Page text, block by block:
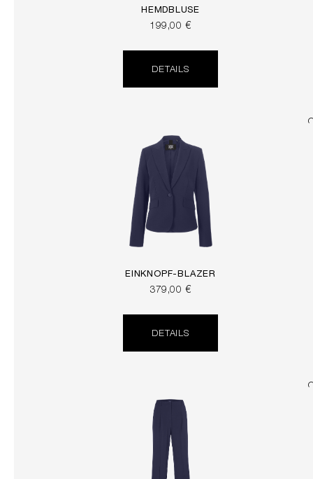
HEMDBLUSE
199,00 €
DETAILS
EINKNOPF-BLAZER
379,00 €
DETAILS